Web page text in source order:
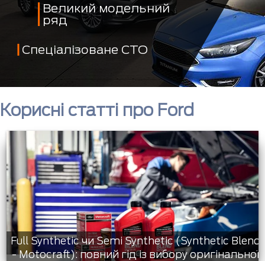
Великий модельний
ряд
Спеціалізоване СТО
Корисні статті про Ford
Full Synthetic чи Semi Synthetic (Synthetic Blend
- Motocraft): повний гід із вибору оригінальної